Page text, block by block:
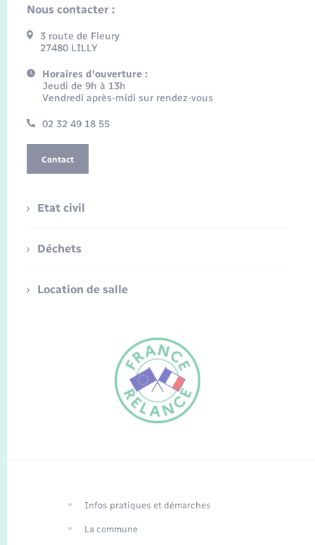
Traduction du
Nous contacter :
3 route de Fleury
27480 LILLY
Horaires d'ouverture :
Jeudi de 9h à 13h
Vendredi après-midi sur rendez-vous
02 32 49 18 55
Contact
Etat civil
Déchets
Location de salle
Infos pratiques et démarches
La commune